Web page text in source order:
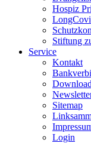
Hospiz
Stiftung
Service
Kontakt
Sitemap
Login